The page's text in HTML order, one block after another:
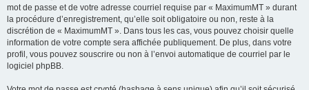
mot de passe et de votre adresse courriel requise par « MaximumMT » durant
la procédure d’enregistrement, qu’elle soit obligatoire ou non, reste à la
discrétion de « MaximumMT ». Dans tous les cas, vous pouvez choisir quelle
information de votre compte sera affichée publiquement. De plus, dans votre
profil, vous pouvez souscrire ou non à l’envoi automatique de courriel par le
logiciel phpBB.